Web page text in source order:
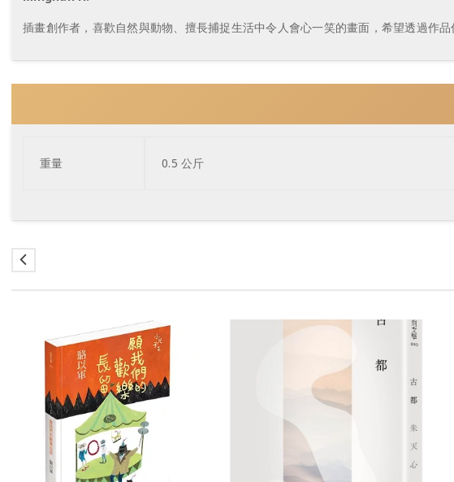
插畫創作者，喜歡自然與動物、擅長捕捉生活中令人會心一笑的畫面，希望透過作
重量 0.5 公斤